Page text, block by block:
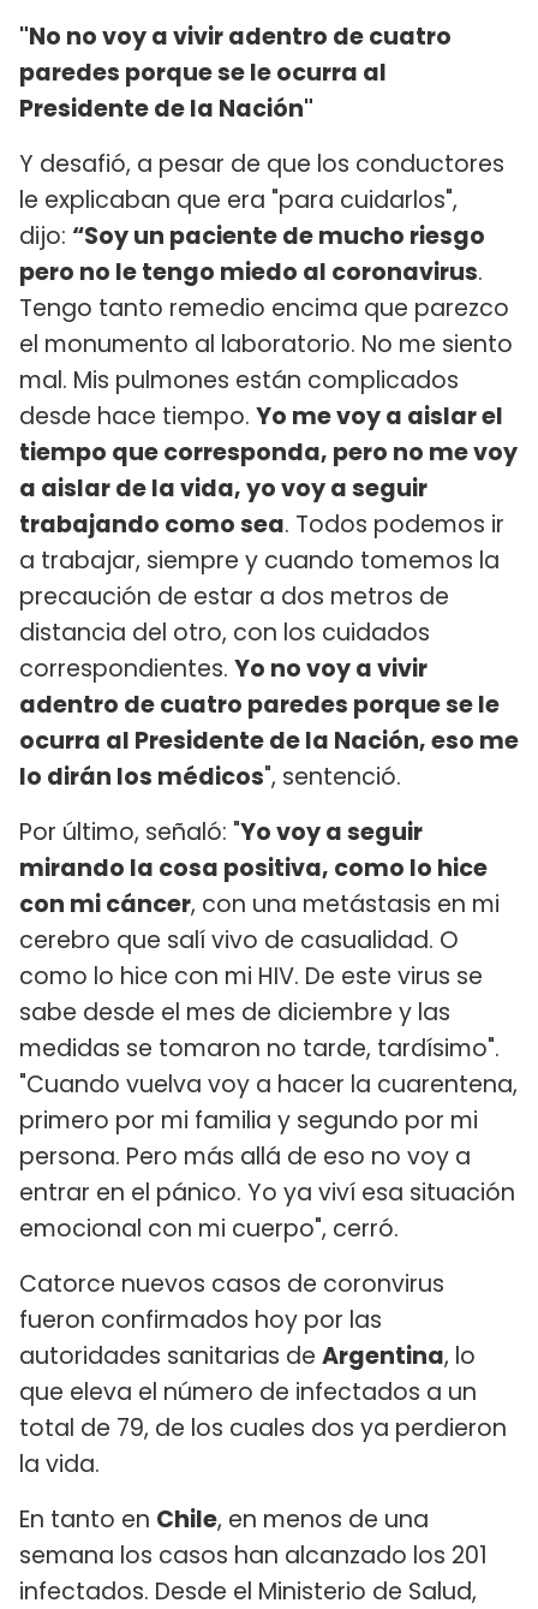
"No no voy a vivir adentro de cuatro
paredes porque se le ocurra al
Presidente de la Nación"
Y desafió, a pesar de que los conductores
le explicaban que era "para cuidarlos",
dijo: “Soy un paciente de mucho riesgo
pero no le tengo miedo al coronavirus.
Tengo tanto remedio encima que parezco
el monumento al laboratorio. No me siento
mal. Mis pulmones están complicados
desde hace tiempo. Yo me voy a aislar el
tiempo que corresponda, pero no me voy
a aislar de la vida, yo voy a seguir
trabajando como sea. Todos podemos ir
a trabajar, siempre y cuando tomemos la
precaución de estar a dos metros de
distancia del otro, con los cuidados
correspondientes. Yo no voy a vivir
adentro de cuatro paredes porque se le
ocurra al Presidente de la Nación, eso me
lo dirán los médicos", sentenció.
Por último, señaló: "Yo voy a seguir
mirando la cosa positiva, como lo hice
con mi cáncer, con una metástasis en mi
cerebro que salí vivo de casualidad. O
como lo hice con mi HIV. De este virus se
sabe desde el mes de diciembre y las
medidas se tomaron no tarde, tardísimo".
"Cuando vuelva voy a hacer la cuarentena,
primero por mi familia y segundo por mi
persona. Pero más allá de eso no voy a
entrar en el pánico. Yo ya viví esa situación
emocional con mi cuerpo", cerró.
Catorce nuevos casos de coronvirus
fueron confirmados hoy por las
autoridades sanitarias de Argentina, lo
que eleva el número de infectados a un
total de 79, de los cuales dos ya perdieron
la vida.
En tanto en Chile, en menos de una
semana los casos han alcanzado los 201
infectados. Desde el Ministerio de Salud,